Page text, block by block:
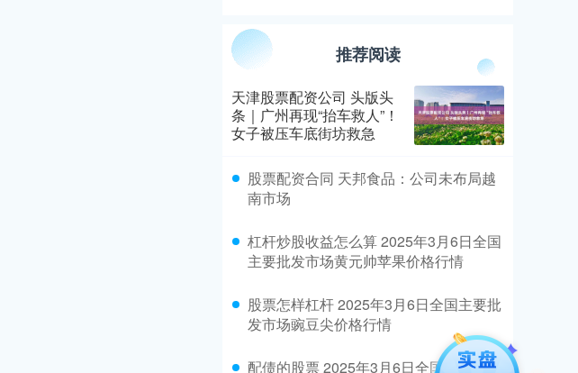
推荐阅读
天津股票配资公司 头版头
条｜广州再现“抬车救人”！
女子被压车底街坊救急
​股票配资合同 天邦食品：公司未布局越
南市场
​杠杆炒股收益怎么算 2025年3月6日全国
主要批发市场黄元帅苹果价格行情
​股票怎样杠杆 2025年3月6日全国主要批
发市场豌豆尖价格行情
​配债的股票 2025年3月6日全国主要批发